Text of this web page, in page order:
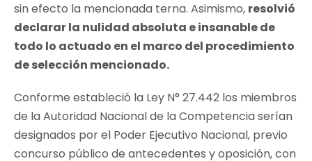
sin efecto la mencionada terna. Asimismo, resolvió
declarar la nulidad absoluta e insanable de
todo lo actuado en el marco del procedimiento
de selección mencionado.
Conforme estableció la Ley N° 27.442 los miembros
de la Autoridad Nacional de la Competencia serían
designados por el Poder Ejecutivo Nacional, previo
concurso público de antecedentes y oposición, con